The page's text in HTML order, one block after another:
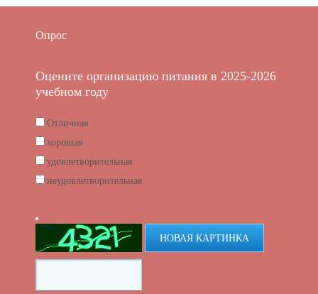
Опрос
Оцените организацию питания в 2025-2026
учебном году
Отличная
хорошая
удовлетворительная
неудовлетворительная
НОВАЯ КАРТИНКА